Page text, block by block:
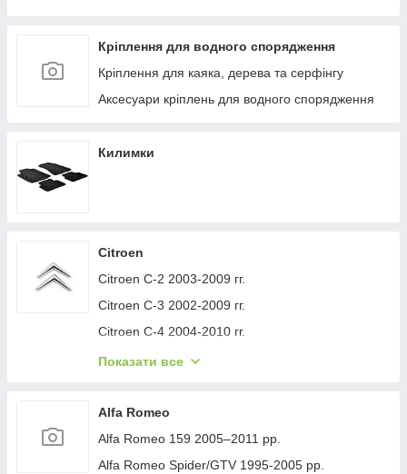
Бокси на фаркоп
Кріплення для водного спорядження
Кріплення для каяка, дерева та серфінгу
Аксесуари кріплень для водного спорядження
Килимки
Citroen
Citroen C-2 2003-2009 гг.
Citroen C-3 2002-2009 гг.
Citroen C-4 2004-2010 гг.
Citroen C-1 2005-2014 гг.
Citroen C-4 Picasso 2006-2013 гг.
Citroen Nemo 2007-2017 гг.
Citroen Berlingo 1996-2008 гг.
Показати все
Alfa Romeo
Alfa Romeo 159 2005–2011 рр.
Alfa Romeo Spider/GTV 1995-2005 рр.